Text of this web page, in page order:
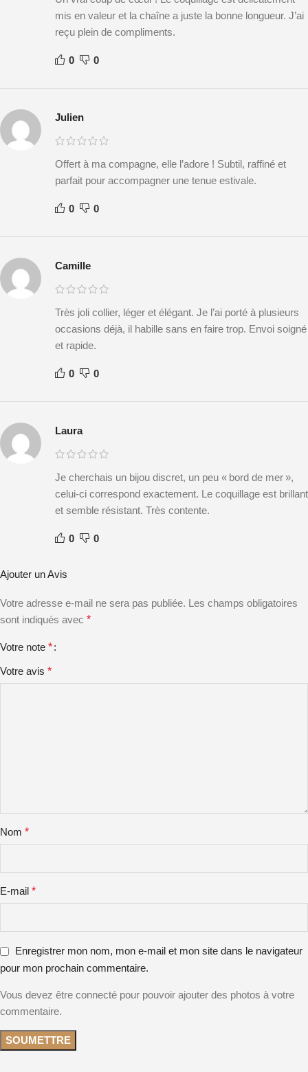
mis en valeur et la chaîne a juste la bonne longueur. J’ai
reçu plein de compliments.
0 0
Julien
Offert à ma compagne, elle l’adore ! Subtil, raffiné et
parfait pour accompagner une tenue estivale.
0 0
Camille
Très joli collier, léger et élégant. Je l’ai porté à plusieurs
occasions déjà, il habille sans en faire trop. Envoi soigné
et rapide.
0 0
Laura
Je cherchais un bijou discret, un peu « bord de mer »,
celui-ci correspond exactement. Le coquillage est brillant
et semble résistant. Très contente.
0 0
Ajouter un Avis
Votre adresse e-mail ne sera pas publiée. Les champs obligatoires
sont indiqués avec *
Votre note *
Votre avis *
Nom *
E-mail *
Enregistrer mon nom, mon e-mail et mon site dans le navigateur
pour mon prochain commentaire.
Vous devez être connecté pour pouvoir ajouter des photos à votre
commentaire.